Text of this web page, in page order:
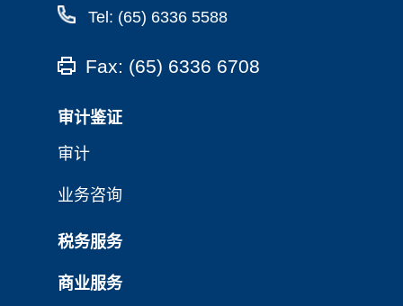
Tel: (65) 6336 5588
Fax: (65) 6336 6708
审计鉴证
审计
业务咨询
税务服务
商业服务